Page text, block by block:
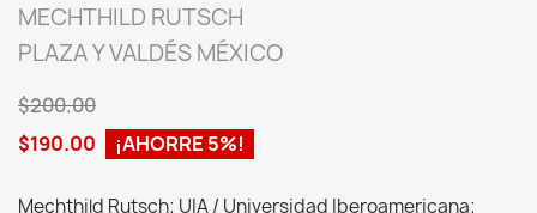
MECHTHILD RUTSCH
PLAZA Y VALDÉS MÉXICO
$200.00
$190.00
¡AHORRE 5%!
Mechthild Rutsch; UIA / Universidad Iberoamericana;